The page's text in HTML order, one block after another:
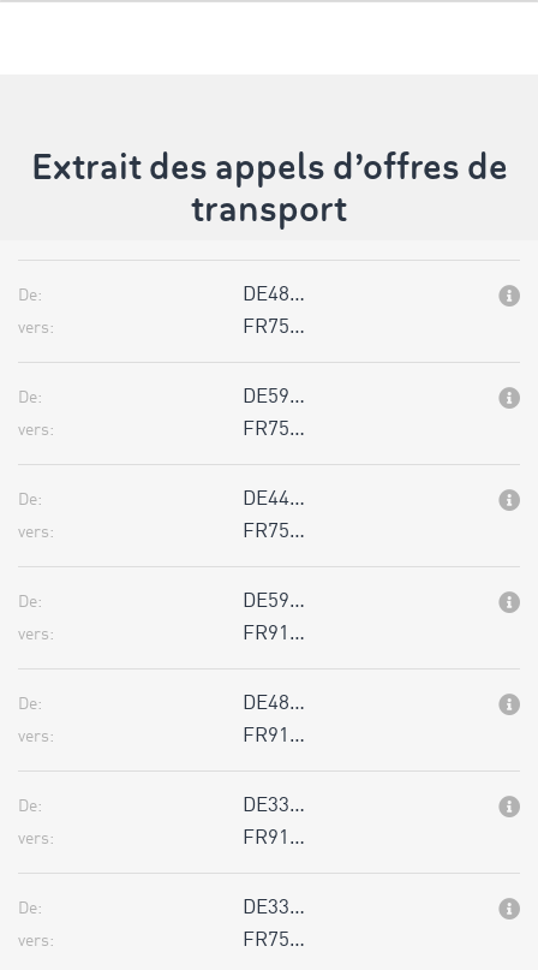
Extrait des appels d’offres de
transport
De: DE48…
vers: FR75…
De: DE59…
vers: FR75…
De: DE44…
vers: FR75…
De: DE59…
vers: FR91…
De: DE48…
vers: FR91…
De: DE33…
vers: FR91…
De: DE33…
vers: FR75…